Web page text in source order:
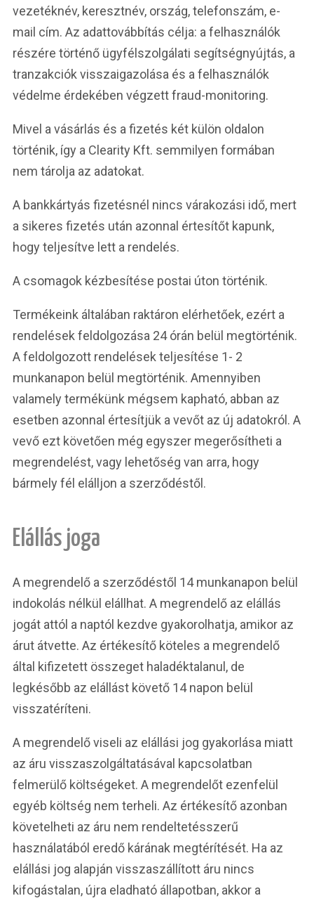
vezetéknév, keresztnév, ország, telefonszám, e-
mail cím. Az adattovábbítás célja: a felhasználók
részére történő ügyfélszolgálati segítségnyújtás, a
tranzakciók visszaigazolása és a felhasználók
védelme érdekében végzett fraud-monitoring.
Mivel a vásárlás és a fizetés két külön oldalon
történik, így a Clearity Kft. semmilyen formában
nem tárolja az adatokat.
A bankkártyás fizetésnél nincs várakozási idő, mert
a sikeres fizetés után azonnal értesítőt kapunk,
hogy teljesítve lett a rendelés.
A csomagok kézbesítése postai úton történik.
Termékeink általában raktáron elérhetőek, ezért a
rendelések feldolgozása 24 órán belül megtörténik.
A feldolgozott rendelések teljesítése 1- 2
munkanapon belül megtörténik. Amennyiben
valamely termékünk mégsem kapható, abban az
esetben azonnal értesítjük a vevőt az új adatokról. A
vevő ezt követően még egyszer megerősítheti a
megrendelést, vagy lehetőség van arra, hogy
bármely fél elálljon a szerződéstől.
Elállás joga
A megrendelő a szerződéstől 14 munkanapon belül
indokolás nélkül elállhat. A megrendelő az elállás
jogát attól a naptól kezdve gyakorolhatja, amikor az
árut átvette. Az értékesítő köteles a megrendelő
által kifizetett összeget haladéktalanul, de
legkésőbb az elállást követő 14 napon belül
visszatéríteni.
A megrendelő viseli az elállási jog gyakorlása miatt
az áru visszaszolgáltatásával kapcsolatban
felmerülő költségeket. A megrendelőt ezenfelül
egyéb költség nem terheli. Az értékesítő azonban
követelheti az áru nem rendeltetésszerű
használatából eredő kárának megtérítését. Ha az
elállási jog alapján visszaszállított áru nincs
kifogástalan, újra eladható állapotban, akkor a